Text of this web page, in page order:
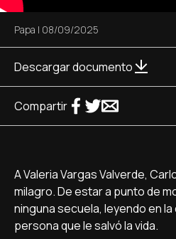
Papa | 08/09/2025
Descargar documento
Compartir
A Valeria Vargas Valverde,
milagro. De estar a punto de
ninguna secuela, leyendo en
persona que le salvó la vida.